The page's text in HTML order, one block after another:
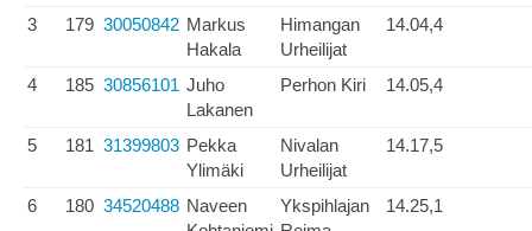
3 179 30050842 Markus
Hakala
Himangan
Urheilijat
14.04,4
4 185 30856101 Juho
Lakanen
Perhon Kiri 14.05,4
5 181 31399803 Pekka
Ylimäki
Nivalan
Urheilijat
14.17,5
6 180 34520488 Naveen
Ykspihlajan
14.25,1